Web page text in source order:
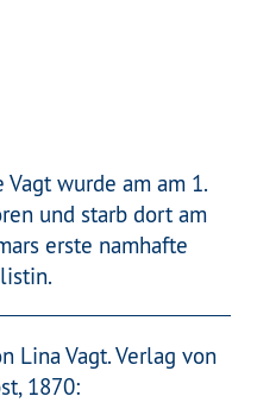
wurde am am 1.
und starb dort am
erste namhafte
Lina Vagt. Verlag von
1870: